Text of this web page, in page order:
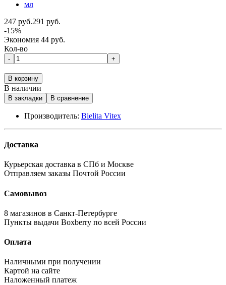
247 руб.291 руб.
-15%
Экономия 44 руб.
Кол-во
- +
В корзину
В наличии
В закладки В сравнение
Производитель: Bielita Vitex
Доставка
Курьерская доставка в СПб и Москве
Отправляем заказы Почтой России
Самовывоз
8 магазинов в Санкт-Петербурге
Пункты выдачи Boxberry по всей России
Оплата
Наличными при получении
Картой на сайте
Наложенный платеж